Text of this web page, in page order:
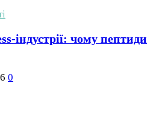
індустрії: чому пептиди
0